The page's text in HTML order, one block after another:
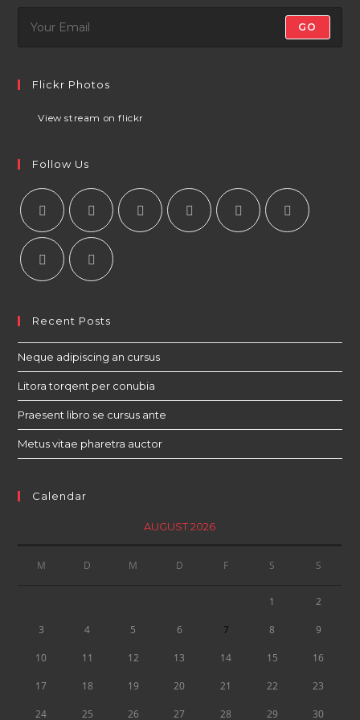
GO
Flickr Photos
View stream on flickr
Follow Us
Recent Posts
Neque adipiscing an cursus
Litora torqent per conubia
Praesent libro se cursus ante
Metus vitae pharetra auctor
Calendar
AUGUST 2026
M D M D F S S
1 2
3 4 5 6 7 8 9
10 11 12 13 14 15 16
17 18 19 20 21 22 23
24 25 26 27 28 29 30